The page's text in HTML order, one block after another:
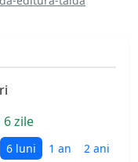
zile
6 luni 1 an 2 ani